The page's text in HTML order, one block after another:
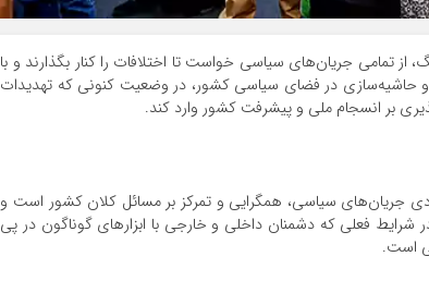
از تمامی جریان‌های سیاسی خواست تا اختلافات را کنار بگذارند و با
حاشیه‌سازی در فضای سیاسی کشور، در وضعیت کنونی که تهدیدات
بر انسجام ملی و پیشرفت کشور وارد کند.
جریان‌های سیاسی، همگرایی و تمرکز بر مسائل کلان کشور است و
فعلی که دشمنان داخلی و خارجی با ابزارهای گوناگون در پی
است.